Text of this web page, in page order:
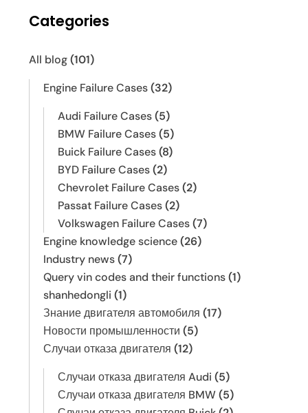
Categories
All blog(101)
Engine Failure Cases(32)
Audi Failure Cases(5)
BMW Failure Cases(5)
Buick Failure Cases(8)
BYD Failure Cases(2)
Chevrolet Failure Cases(2)
Passat Failure Cases(2)
Volkswagen Failure Cases(7)
Engine knowledge science(26)
Industry news(7)
Query vin codes and their functions(1)
shanhedongli (1)
Знание двигателя автомобиля (17)
Новости промышленности (5)
Случаи отказа двигателя (12)
Случаи отказа двигателя Audi (5)
Случаи отказа двигателя BMW(5)